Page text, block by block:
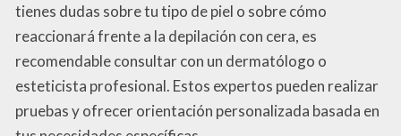
tienes dudas sobre tu tipo de piel o sobre cómo
reaccionará frente a la depilación con cera, es
recomendable consultar con un dermatólogo o
esteticista profesional. Estos expertos pueden realizar
pruebas y ofrecer orientación personalizada basada en